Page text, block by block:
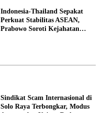
Indonesia-Thailand Sepakat
Perkuat Stabilitas ASEAN,
Prabowo Soroti Kejahatan
Sindikat Scam Internasional di
Solo Raya Terbongkar, Modus